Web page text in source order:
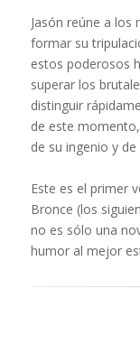
Jasón reúne a los
formar su
estos poderosos
superar los
distinguir
de este
de su ingenio y
Este es el primer
Bronce (los
no es sólo una
humor al mejor